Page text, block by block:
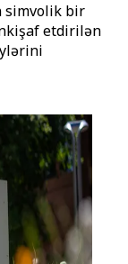
simvolik bir
etdirilən